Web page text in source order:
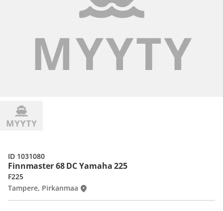
Finnmaster 68 DC Yamaha 225
F225
Tampere, Pirkanmaa
ID 1031080